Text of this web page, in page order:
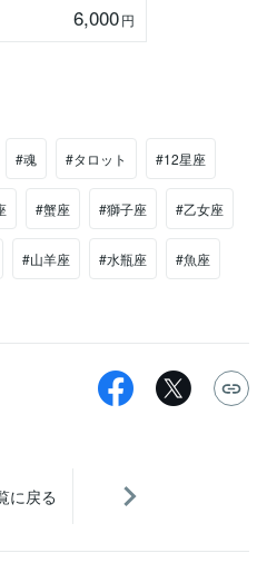
6,000円
#魂 #タロット #12星座
#蟹座 #獅子座 #乙女座
#山羊座 #水瓶座 #魚座
に戻る